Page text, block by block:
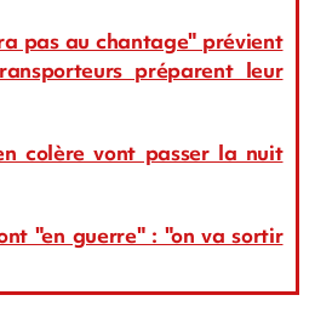
pas au chantage" prévient
préparent leur
colère vont passer la nuit
"en guerre" : "on va sortir